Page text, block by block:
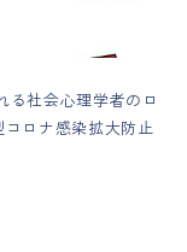
る社会心理学者のロ
ロナ感染拡大防止